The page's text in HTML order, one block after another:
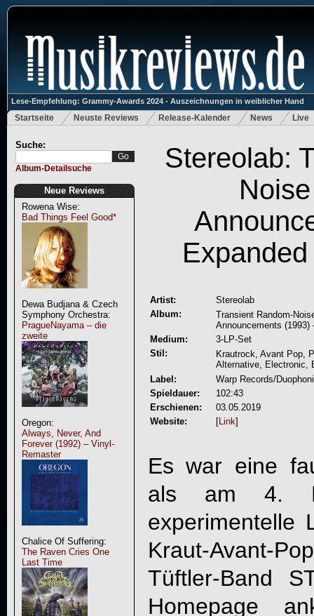
Lese-Empfehlung: Grammy-Awards 2024 - Auszeichnungen in weiblicher Hand
Startseite Neuste Reviews Release-Kalender News Live
Suche:
Album-Detailsuche
Neue Reviews
Rowena Wise:
Bad Things Feel Good*
Dewa Budjana & Czech
Symphony Orchestra:
PragueNayama – die
zweite
Oregon:
Always, Never, And
Forever (1992) – Vinyl-
Remaster
Chalice Of Suffering:
The Raven Cries One
Last Time
Stereolab:
Artist:
Stereolab
Album:
Transient Random-
Announcements (1993)
Medium:
3-LP-Set
Stil:
Krautrock, Avant Pop,
Alternative, Electronic,
Label:
Warp Records/
Spieldauer:
102:43
Erschienen:
03.05.2019
Website:
[Link]
Es war eine
als am 4.
experimentelle
Kraut-Avant-
Tüftler-Band
Homepage